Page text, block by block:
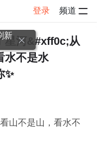
登录 频道
子详情
星河&#xff0c;从
水不是水
✨
山不是山，看水不
新